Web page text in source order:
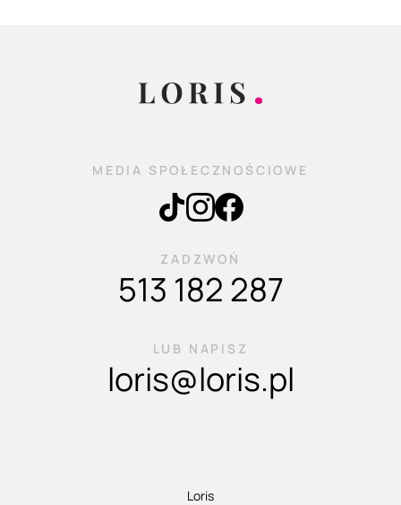
MEDIA SPOŁECZNOŚCIOWE
ZADZWOŃ
513 182 287
LUB NAPISZ
loris@loris.pl
Loris